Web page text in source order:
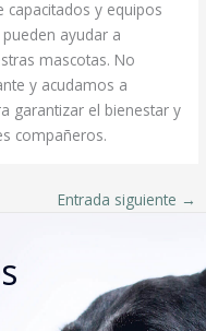
capacitados y equipos
ayudar a
mascotas. No
y acudamos a
garantizar el bienestar y
compañeros.
Entrada siguiente →